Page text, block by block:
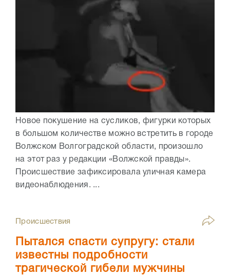
Новое покушение на сусликов, фигурки которых
в большом количестве можно встретить в городе
Волжском Волгоградской области, произошло
на этот раз у редакции «Волжской правды».
Происшествие зафиксировала уличная камера
видеонаблюдения. ...
Происшествия
Пытался спасти супругу: стали
известны подробности
трагической гибели мужчины